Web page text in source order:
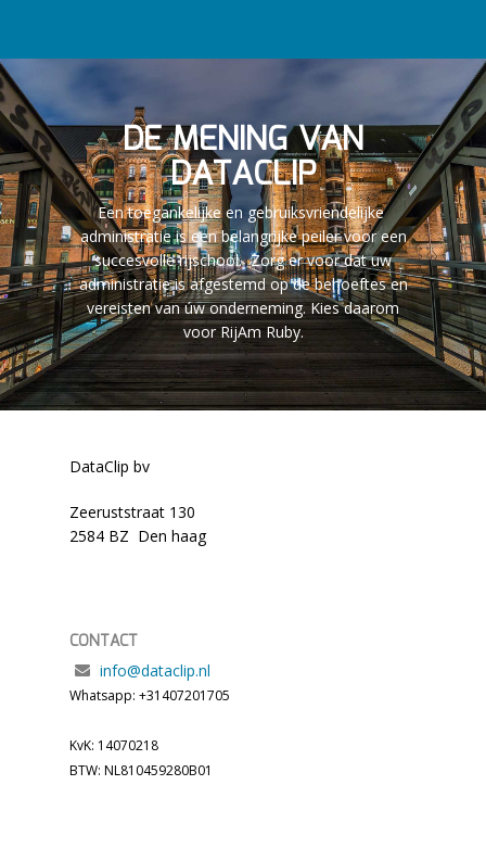
DE MENING VAN
DATACLIP
Een toegankelijke en gebruiksvriendelijke
administratie is een belangrijke peiler voor een
succesvolle rijschool. Zorg er voor dat uw
administratie is afgestemd op de behoeftes en
vereisten van úw onderneming. Kies daarom
voor RijAm Ruby.
DataClip bv
Zeeruststraat 130
2584 BZ Den haag
CONTACT
info@dataclip.nl
Whatsapp: +31407201705
KvK: 14070218
BTW: NL810459280B01